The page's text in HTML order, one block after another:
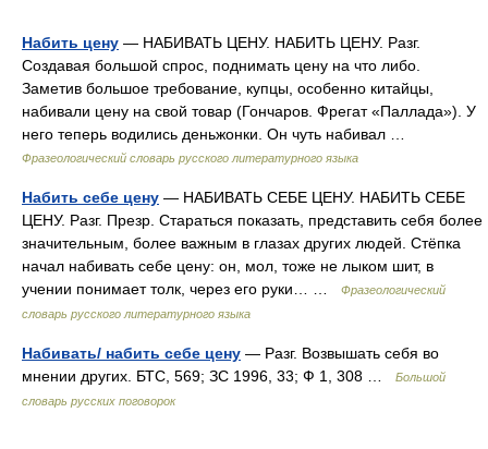
Набить цену — НАБИВАТЬ ЦЕНУ. НАБИТЬ ЦЕНУ. Разг.
Создавая большой спрос, поднимать цену на что либо.
Заметив большое требование, купцы, особенно китайцы,
набивали цену на свой товар (Гончаров. Фрегат «Паллада»). У
него теперь водились деньжонки. Он чуть набивал …
Фразеологический словарь русского литературного языка
Набить себе цену — НАБИВАТЬ СЕБЕ ЦЕНУ. НАБИТЬ СЕБЕ
ЦЕНУ. Разг. Презр. Стараться показать, представить себя более
значительным, более важным в глазах других людей. Стёпка
начал набивать себе цену: он, мол, тоже не лыком шит, в
учении понимает толк, через его руки… …
Фразеологический
словарь русского литературного языка
Набивать/ набить себе цену — Разг. Возвышать себя во
мнении других. БТС, 569; ЗС 1996, 33; Ф 1, 308 …
Большой
словарь русских поговорок